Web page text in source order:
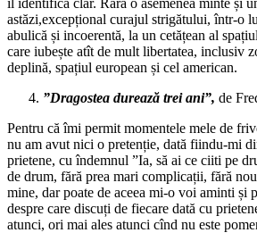
astăzi,excepțional curajul strigătului, într-o
abulică și incoerentă, la un cetățean al
care iubește atît de mult libertatea, inclusiv
deplină, spațiul european și cel american.
”Dragostea durează trei ani”, de
Pentru că îmi permit momentele mele de
nu am avut nici o pretenție, dată fiindu-mi
prietene, cu îndemnul ”Ia, să ai ce ciiti pe
de drum, fără prea mari complicații, fără
mine, dar poate de aceea mi-o voi aminti și
despre care discuți de fiecare dată cu
atunci, ori mai ales atunci cînd nu este